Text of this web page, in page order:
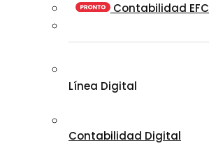
Contabilidad EFC
Línea Digital
Contabilidad Digital